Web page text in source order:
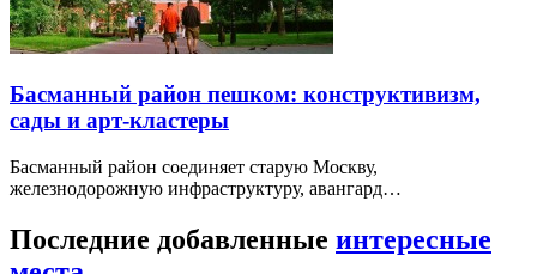
Басманный район пешком: конструктивизм,
сады и арт-кластеры
Басманный район соединяет старую Москву,
железнодорожную инфраструктуру, авангард…
Последние добавленные интересные